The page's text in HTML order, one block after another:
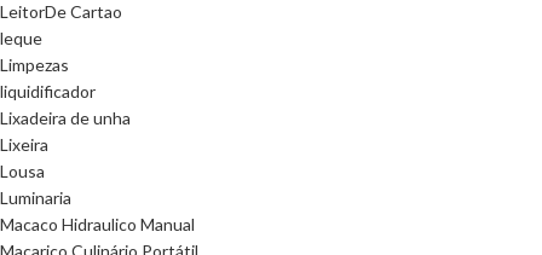
LeitorDe Cartao
leque
Limpezas
liquidificador
Lixadeira de unha
Lixeira
Lousa
Luminaria
Macaco Hidraulico Manual
Maçarico Culinário Portátil